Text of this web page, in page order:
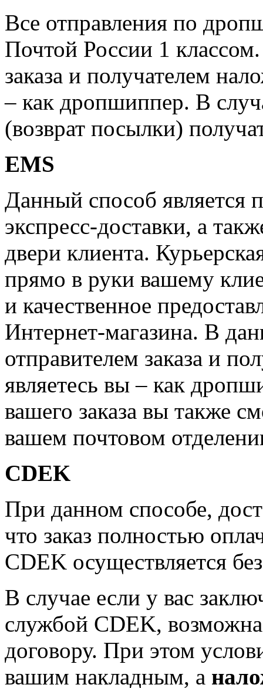
Все отправления по
Почтой России 1
заказа и получателем
– как дропшиппер. В
(возврат посылки)
EMS
Данный способ является
экспресс-доставки, а
двери клиента.
прямо в руки вашему
и качественное
Интернет-магазина. В
отправителем заказа и
являетесь вы – как
вашего заказа вы также
вашем почтовом
CDEK
При данном способе,
что заказ полностью
CDEK осуществляется
В случае если у вас
службой CDEK,
договору. При этом
вашим накладным, а